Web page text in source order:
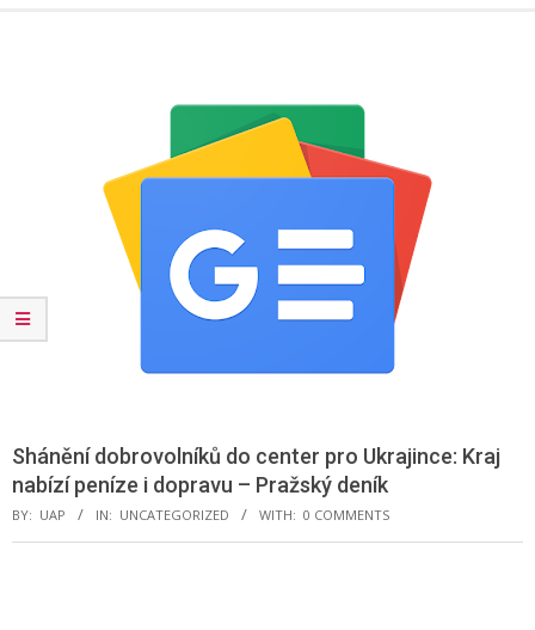
Shánění dobrovolníků do center pro Ukrajince: Kraj
nabízí peníze i dopravu – Pražský deník
BY: UAP IN: UNCATEGORIZED WITH: 0 COMMENTS